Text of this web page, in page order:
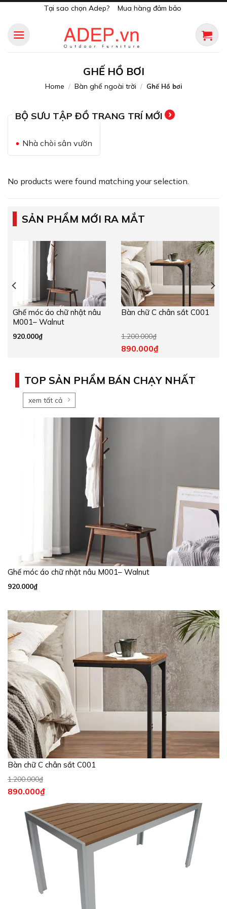
content
Tại sao chọn Adep? Mua hàng đảm bảo
GHẾ HỒ BƠI
Home / Bàn ghế ngoài trời / Ghế Hồ bơi
BỘ SƯU TẬP ĐỒ TRANG TRÍ MỚI
Nhà chòi sân vườn
No products were found matching your selection.
SẢN PHẨM MỚI RA MẮT
Ghế móc áo chữ nhật nâu
M001– Walnut
920.000₫
Bàn chữ C chân sắt C001
1.200.000₫
890.000₫
TOP SẢN PHẨM BÁN CHẠY NHẤT
xem tất cả
Ghế móc áo chữ nhật nâu M001– Walnut
920.000₫
Bàn chữ C chân sắt C001
1.200.000₫
890.000₫